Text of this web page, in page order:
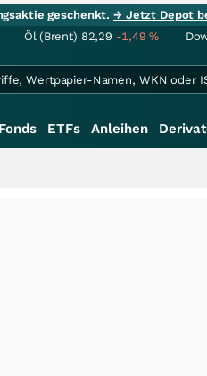
geschenkt.→ Jetzt Depot
Öl (Brent) 82,29 -1,49%
Fonds ETFs Anleihen